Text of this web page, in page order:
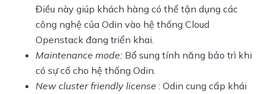
Điều này giúp khách hàng có thể tận dụng các
công nghệ của Odin vào hệ thống Cloud
Openstack đang triển khai.
Maintenance mode: Bổ sung tính năng bảo trì khi
có sự cố cho hệ thống Odin.
New cluster friendly license : Odin cung cấp khái